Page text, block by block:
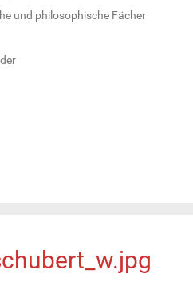
und philosophische Fächer